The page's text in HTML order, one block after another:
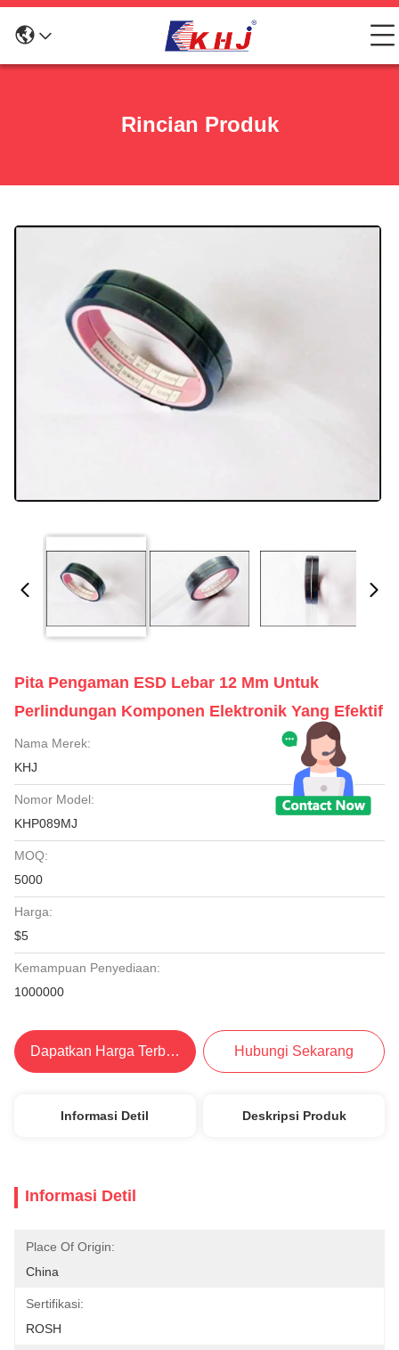
Rincian Produk
Pita Pengaman ESD Lebar 12 Mm Untuk
Perlindungan Komponen Elektronik Yang Efektif
Nama Merek:
KHJ
Nomor Model:
KHP089MJ
MOQ:
5000
Harga:
$5
Kemampuan Penyediaan:
1000000
Dapatkan Harga Terbaik Hubungi Sekarang
Informasi Detil Deskripsi Produk
Informasi Detil
Place Of Origin:
China
Sertifikasi:
ROSH